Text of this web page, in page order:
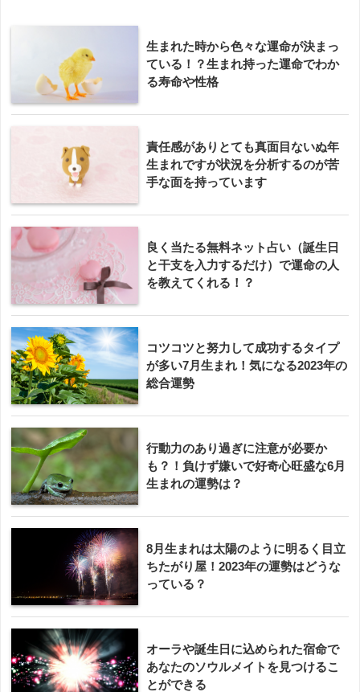
生まれた時から色々な運命が決まっ
ている！？生まれ持った運命でわか
る寿命や性格
責任感がありとても真面目ないぬ年
生まれですが状況を分析するのが苦
手な面を持っています
良く当たる無料ネット占い（誕生日
と干支を入力するだけ）で運命の人
を教えてくれる！？
コツコツと努力して成功するタイプ
が多い7月生まれ！気になる2023年の
総合運勢
行動力のあり過ぎに注意が必要か
も？！負けず嫌いで好奇心旺盛な6月
生まれの運勢は？
8月生まれは太陽のように明るく目立
ちたがり屋！2023年の運勢はどうな
っている？
オーラや誕生日に込められた宿命で
あなたのソウルメイトを見つけるこ
とができる